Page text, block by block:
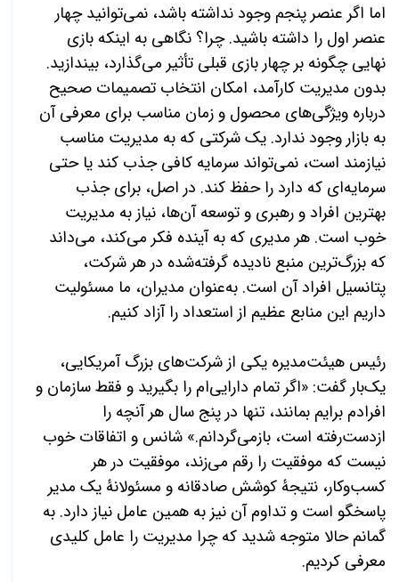
اما اگر عنصر پنجم وجود نداشته باشد، نمی‌توانید چهار
عنصر اول را داشته باشید. چرا؟ نگاهی به اینکه بازی
نهایی چگونه بر چهار بازی قبلی تأثیر می‌گذارد، بیندازید.
بدون مدیریت کارآمد، امکان انتخاب تصمیمات صحیح
درباره ویژگی‌های محصول و زمان مناسب برای معرفی آن
به بازار وجود ندارد. یک شرکتی که به مدیریت مناسب
نیازمند است، نمی‌تواند سرمایه کافی جذب کند یا حتی
سرمایه‌ای که دارد را حفظ کند. در اصل، برای جذب
بهترین افراد و رهبری و توسعه آن‌ها، نیاز به مدیریت
خوب است. هر مدیری که به آینده فکر می‌کند، می‌داند
که بزرگ‌ترین منبع نادیده گرفته‌شده در هر شرکت،
پتانسیل افراد آن است. به‌عنوان مدیران، ما مسئولیت
داریم این منابع عظیم از استعداد را آزاد کنیم.
رئیس هیئت‌مدیره یکی از شرکت‌های بزرگ آمریکایی،
یک‌بار گفت: «اگر تمام دارایی‌ام را بگیرید و فقط سازمان و
افرادم برایم بمانند، تنها در پنج سال هر آنچه را
ازدست‌رفته است، بازمی‌گردانم.» شانس و اتفاقات خوب
نیست که موفقیت را رقم می‌زند، موفقیت در هر
کسب‌وکار، نتیجۀ کوشش صادقانه و مسئولانۀ یک مدیر
پاسخگو است و تداوم آن نیز به همین عامل نیاز دارد. به
گمانم حالا متوجه شدید که چرا مدیریت را عامل کلیدی
معرفی کردیم.